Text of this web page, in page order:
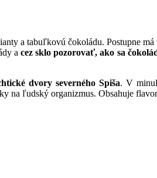
a tabuľkovú čokoládu. Postupne
acez sklo pozorovať, ako sa
dvory severného Spiša. V
na ľudský organizmus. Obsahuje